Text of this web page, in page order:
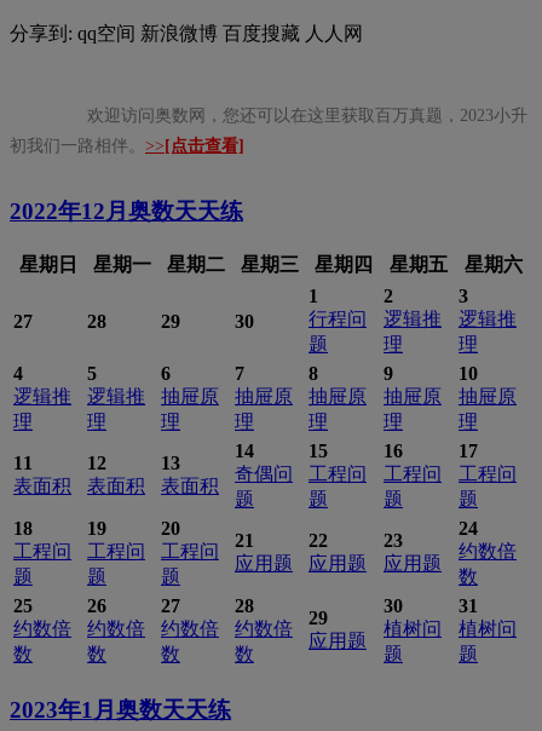
分享到: qq空间 新浪微博 百度搜藏 人人网
欢迎访问奥数网，您还可以在这里获取百万真题，2023小升
初我们一路相伴。 >> [点击查看]
2022年12月 奥数天天练
星期日 星期一 星期二 星期三 星期四 星期五 星期六
27 28 29 30
1
行程问
题
2
逻辑推
理
3
逻辑推
理
4
逻辑推
理
5
逻辑推
理
6
抽屉原
理
7
抽屉原
理
8
抽屉原
理
9
抽屉原
理
10
抽屉原
理
11
表面积
12
表面积
13
表面积
14
奇偶问
题
15
工程问
题
16
工程问
题
17
工程问
题
18
工程问
题
19
工程问
题
20
工程问
题
21
应用题
22
应用题
23
应用题
24
约数倍
数
25
约数倍
数
26
约数倍
数
27
约数倍
数
28
约数倍
数
29
应用题
30
植树问
题
31
植树问
题
2023年1月 奥数天天练